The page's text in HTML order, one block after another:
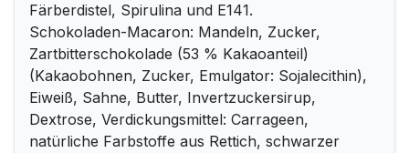
Färberdistel, Spirulina und E141.
Schokoladen-Macaron: Mandeln, Zucker,
Zartbitterschokolade (53 % Kakaoanteil)
(Kakaobohnen, Zucker, Emulgator: Sojalecithin),
Eiweiß, Sahne, Butter, Invertzuckersirup,
Dextrose, Verdickungsmittel: Carrageen,
natürliche Farbstoffe aus Rettich, schwarzer